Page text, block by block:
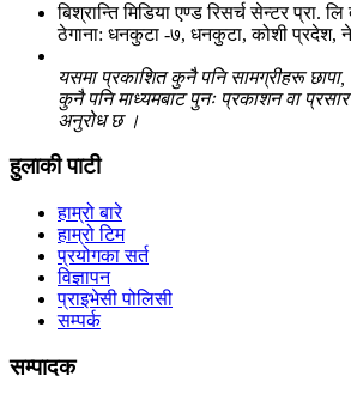
बिश्रान्ति मिडिया एण्ड रिसर्च सेन्टर प्रा. लि
ठेगाना: धनकुटा -७, धनकुटा, कोशी प्रदेश,
यसमा प्रकाशित कुनै पनि सामग्रीहरू छापा,
कुनै पनि माध्यमबाट पुनः प्रकाशन वा
अनुरोध छ ।
हुलाकी पाटी
हाम्रो बारे
हाम्रो टिम
प्रयोगका सर्त
विज्ञापन
प्राइभेसी पोलिसी
सम्पर्क
सम्पादक